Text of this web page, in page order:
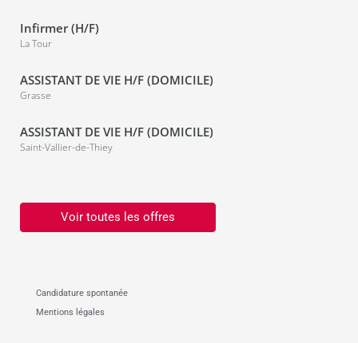
Infirmer (H/F)
La Tour
ASSISTANT DE VIE H/F (DOMICILE)
Grasse
ASSISTANT DE VIE H/F (DOMICILE)
Saint-Vallier-de-Thiey
Voir toutes les offres
Candidature spontanée
Mentions légales